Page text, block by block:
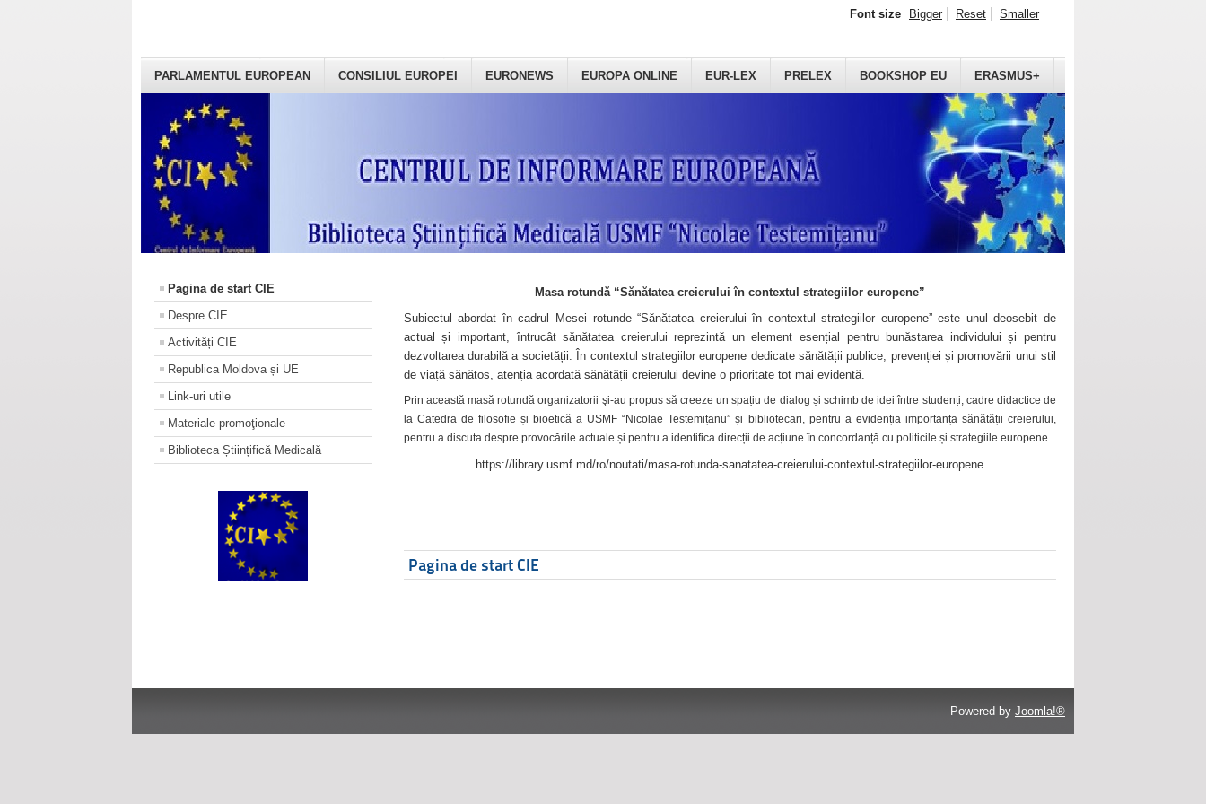
PARLAMENTUL EUROPEAN CONSILIUL EUROPEI EURONEWS EUROPA ONLINE EUR-LEX PRELEX BOOKSHOP EU ERASMUS+
Font size Bigger Reset Smaller
Pagina de start CIE
Despre CIE
Activități CIE
Republica Moldova și UE
Link-uri utile
Materiale promoţionale
Biblioteca Științifică Medicală
Masa rotundă “Sănătatea creierului în contextul strategiilor europene”
Subiectul abordat în cadrul Mesei rotunde “Sănătatea creierului în contextul strategiilor europene” este unul deosebit de
actual și important, întrucât sănătatea creierului reprezintă un element esențial pentru bunăstarea individului și pentru
dezvoltarea durabilă a societății. În contextul strategiilor europene dedicate sănătății publice, prevenției și promovării unui stil
de viață sănătos, atenția acordată sănătății creierului devine o prioritate tot mai evidentă.
Prin această masă rotundă organizatorii şi-au propus să creeze un spațiu de dialog și schimb de idei între studenți, cadre didactice de
la Catedra de filosofie și bioetică a USMF “Nicolae Testemițanu” și bibliotecari, pentru a evidenția importanța sănătății creierului,
pentru a discuta despre provocările actuale și pentru a identifica direcții de acțiune în concordanță cu politicile și strategiile europene.
https://library.usmf.md/ro/noutati/masa-rotunda-sanatatea-creierului-contextul-strategiilor-europene
Pagina de start CIE
Powered by Joomla!®